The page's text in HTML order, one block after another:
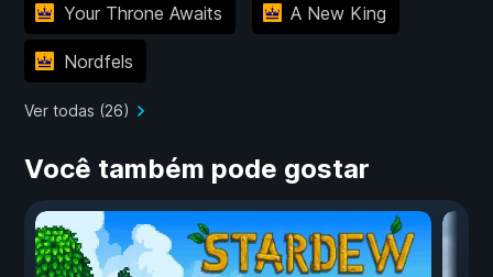
Your Throne Awaits A New King
Nordfels
Ver todas (26)
Você também pode gostar